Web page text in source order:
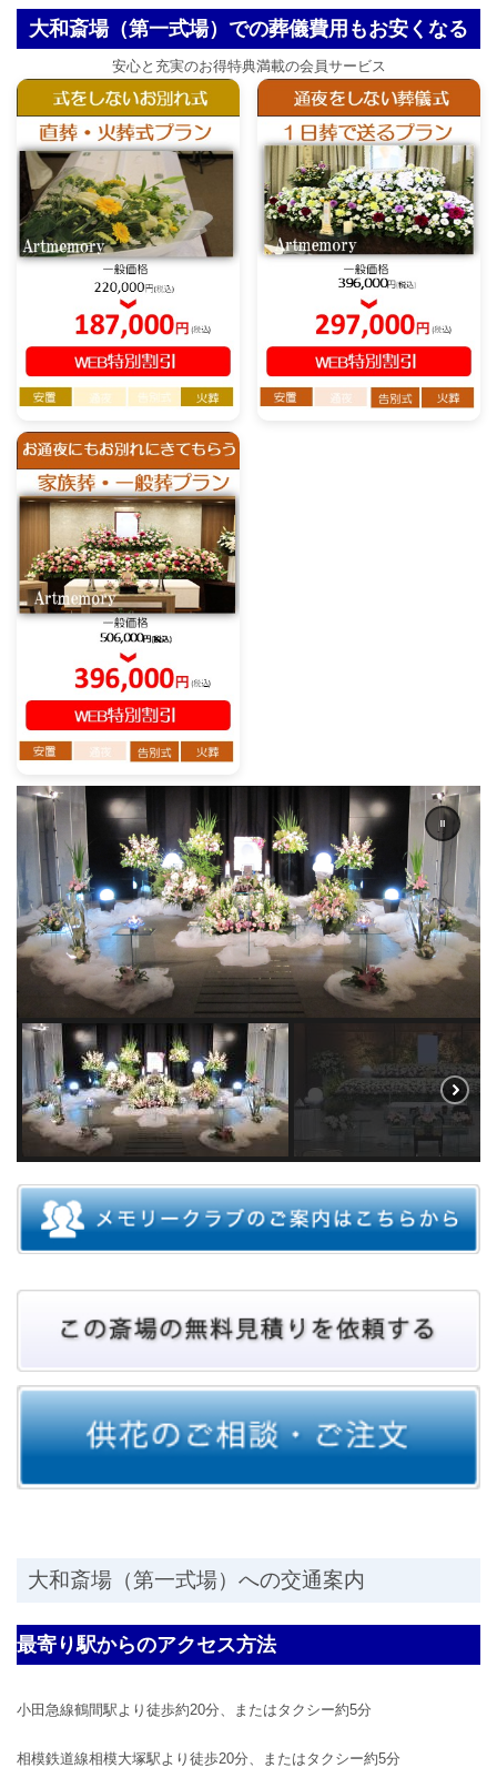
大和斎場（第一式場）での葬儀費用もお安くなる
安心と充実のお得特典満載の会員サービス
大和斎場（第一式場）への交通案内
最寄り駅からのアクセス方法
小田急線鶴間駅より徒歩約20分、またはタクシー約5分
相模鉄道線相模大塚駅より徒歩20分、またはタクシー約5分